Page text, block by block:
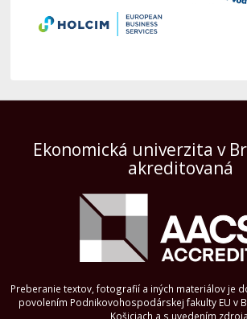
Ekonomická univerzita v
akreditovaná
Preberanie textov, fotografií a iných materiálov je
povolením Podnikovohospodárskej fakulty EU v
Košiciach a s uvedením